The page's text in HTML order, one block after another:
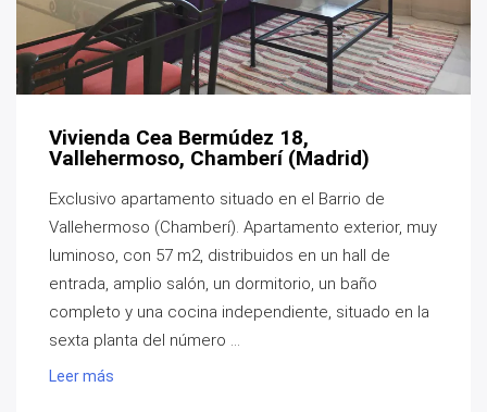
Vivienda Cea Bermúdez 18,
Vallehermoso, Chamberí (Madrid)
Exclusivo apartamento situado en el Barrio de
Vallehermoso (Chamberí). Apartamento exterior, muy
luminoso, con 57 m2, distribuidos en un hall de
entrada, amplio salón, un dormitorio, un baño
completo y una cocina independiente, situado en la
sexta planta del número ...
Leer más